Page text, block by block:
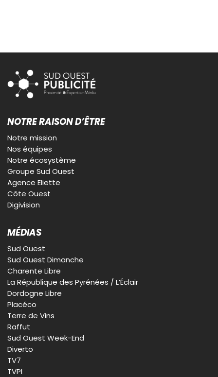
NOTRE RAISON D’ÊTRE
Notre mission
Nos équipes
Notre écosystème
Groupe Sud Ouest
Agence Eliette
Côte Ouest
Digivision
MÉDIAS
Sud Ouest
Sud Ouest Dimanche
Charente Libre
La République des Pyrénées / L’Éclair
Dordogne Libre
Placéco
Terre de Vins
Raffut
Sud Ouest Week-End
Diverto
TV7
TVPI